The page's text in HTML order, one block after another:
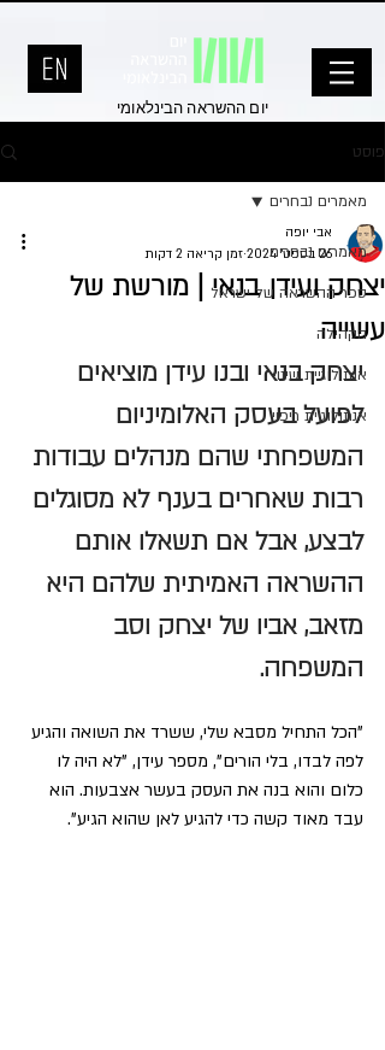
יום ההשראה הבינלאומי
פוסט
מאמרים נבחרים
ספר ההשראה של ישראל
הקהילה
אנתולוגיית שינוי
אנתולוגיית ריפוי
מאמרים נבחרים
יצחק ועידן בנאי | מורשת של
עשייה
אבי יופה
26 בספט׳ 2024
זמן קריאה 2 דקות
יצחק בנאי ובנו עידן מוציאים
לפועל בעסק האלומיניום
המשפחתי שהם מנהלים עבודות
רבות שאחרים בענף לא מסוגלים
לבצע, אבל אם תשאלו אותם
ההשראה האמיתית שלהם היא
מזאב, אביו של יצחק וסב
המשפחה.
"הכל התחיל מסבא שלי, ששרד את השואה והגיע
לפה לבדו, בלי הורים", מספר עידן, "לא היה לו
כלום והוא בנה את העסק בעשר אצבעות. הוא
עבד מאוד קשה כדי להגיע לאן שהוא הגיע".